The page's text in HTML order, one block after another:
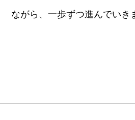
ながら、一歩ずつ進んでいき